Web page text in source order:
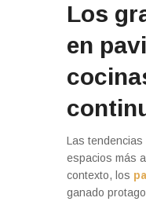
Los
en
Las
espacios más
contexto, los
ganado